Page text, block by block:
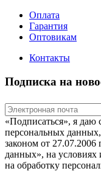
Оплата
Гарантия
Оптовикам
Контакты
Подписка на
«Подписаться», я даю
персональных
законом от
данных», на условиях
на обработку